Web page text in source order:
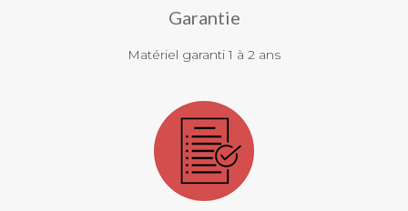
Garantie
Matériel garanti 1 à 2 ans